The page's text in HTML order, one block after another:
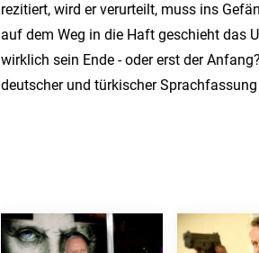
rezitiert, wird er verurteilt, muss ins
auf dem Weg in die Haft geschieht das
wirklich sein Ende - oder erst der
deutscher und türkischer